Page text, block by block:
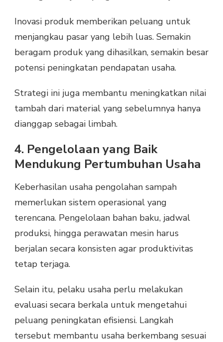
Inovasi produk memberikan peluang untuk
menjangkau pasar yang lebih luas. Semakin
beragam produk yang dihasilkan, semakin besar
potensi peningkatan pendapatan usaha.
Strategi ini juga membantu meningkatkan nilai
tambah dari material yang sebelumnya hanya
dianggap sebagai limbah.
4. Pengelolaan yang Baik
Mendukung Pertumbuhan Usaha
Keberhasilan usaha pengolahan sampah
memerlukan sistem operasional yang
terencana. Pengelolaan bahan baku, jadwal
produksi, hingga perawatan mesin harus
berjalan secara konsisten agar produktivitas
tetap terjaga.
Selain itu, pelaku usaha perlu melakukan
evaluasi secara berkala untuk mengetahui
peluang peningkatan efisiensi. Langkah
tersebut membantu usaha berkembang sesuai